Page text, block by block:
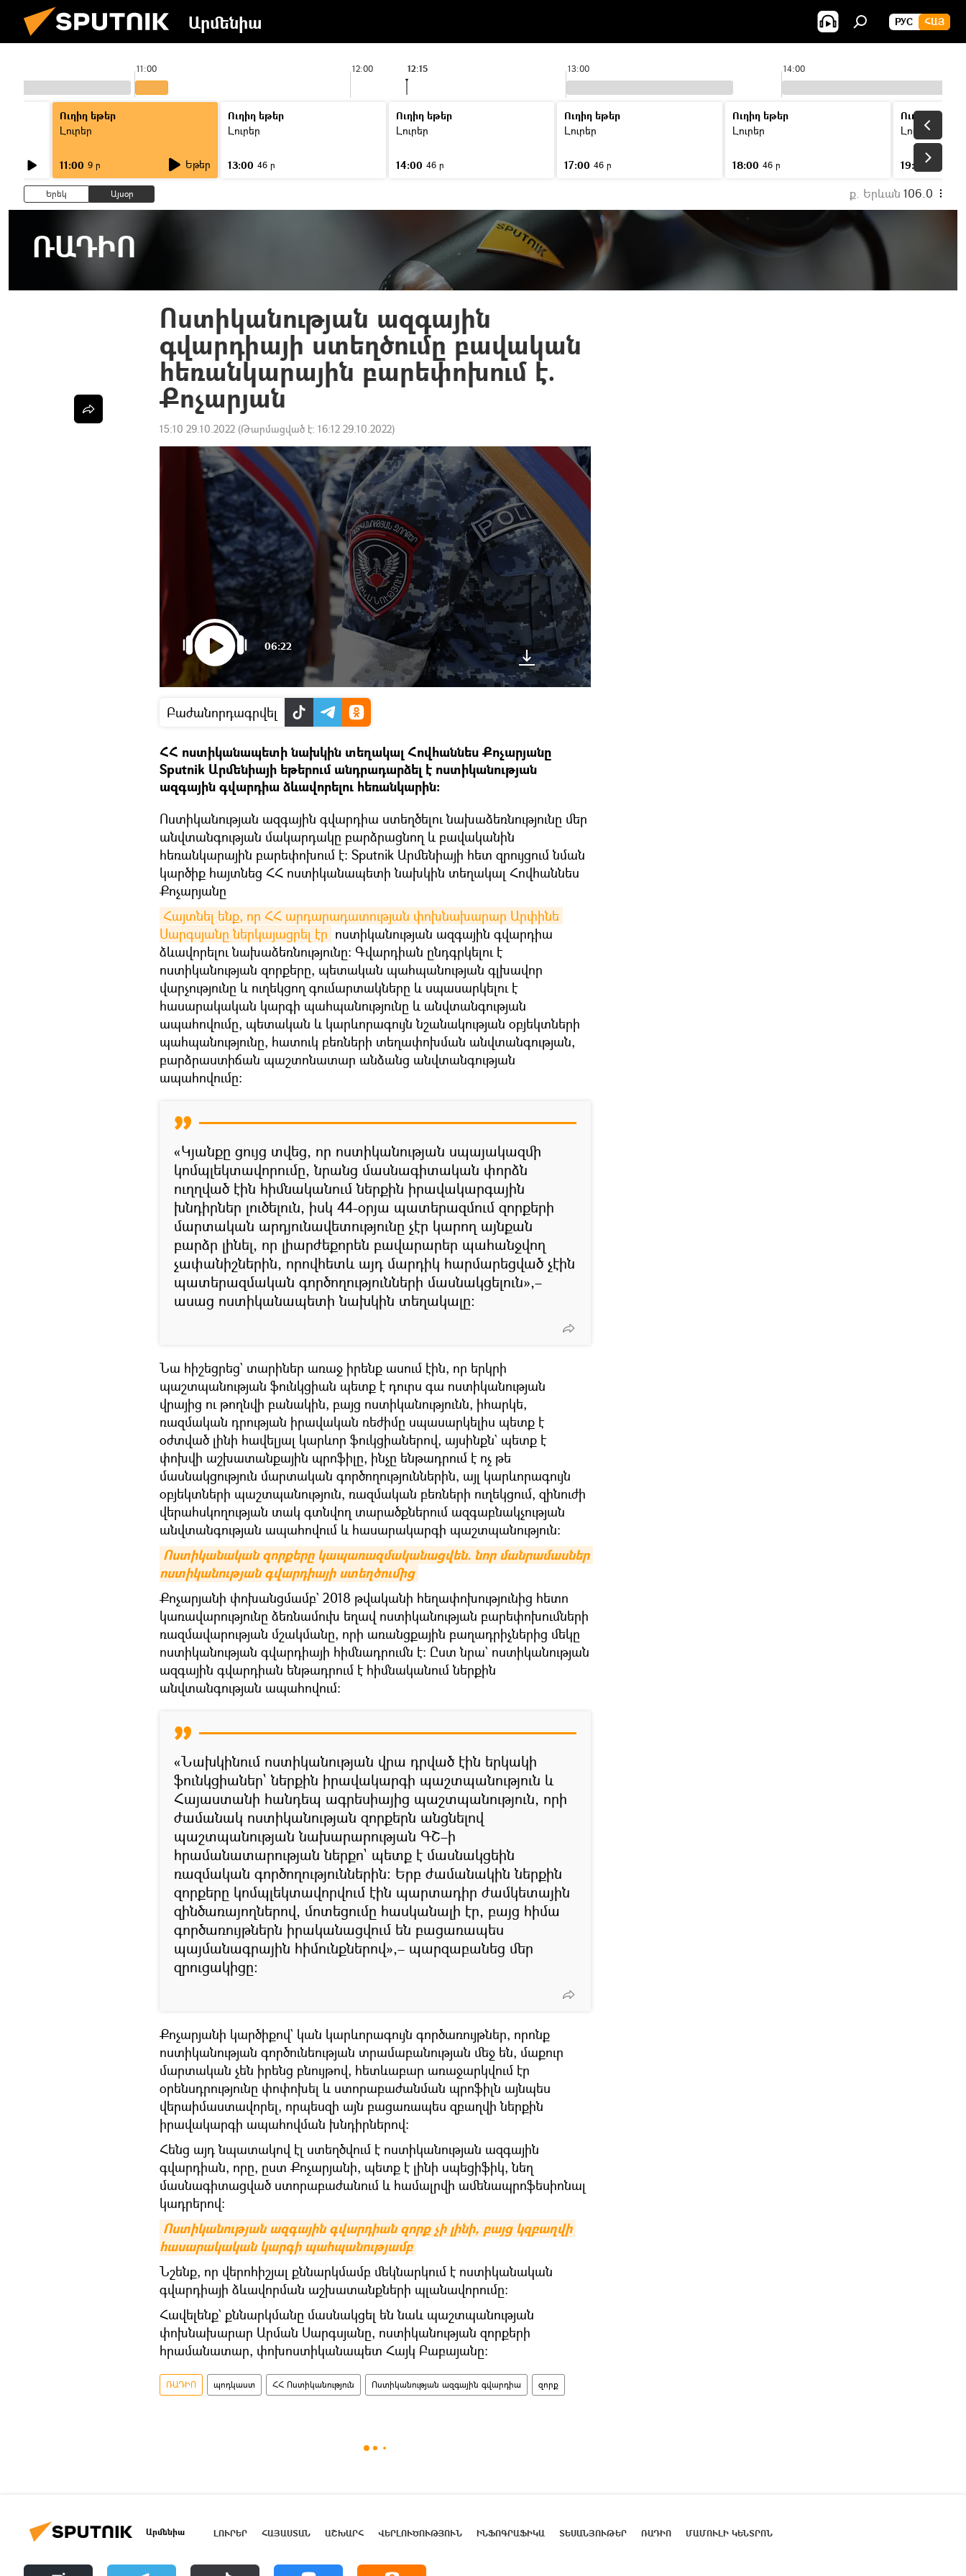
Արմենիա РУС ՀԱՅ
11:00 12:00 13:00 14:00
12:15
Ուղիղ եթեր
Լուրեր
11:00 9 ր Եթեր
Ուղիղ եթեր
Լուրեր
13:00 46 ր
Ուղիղ եթեր
Լուրեր
14:00 46 ր
Ուղիղ եթեր
Լուրեր
17:00 46 ր
Ուղիղ եթեր
Լուրեր
18:00 46 ր
Ուղիղ եթեր
Լուրեր
19:00
Երեկ Այսօր ք. Երևան 106.0
ՌԱԴԻՈ
Ոստիկանության ազգային
գվարդիայի ստեղծումը բավական
հեռանկարային բարեփոխում է.
Քոչարյան
15:10 29.10.2022 (Թարմացված է: 16:12 29.10.2022)
06:22
Բաժանորդագրվել
ՀՀ ոստիկանապետի նախկին տեղակալ Հովհաննես Քոչարյանը
Sputnik Արմենիայի եթերում անդրադարձել է ոստիկանության
ազգային գվարդիա ձևավորելու հեռանկարին։
Ոստիկանության ազգային գվարդիա ստեղծելու նախաձեռնությունը մեր
անվտանգության մակարդակը բարձրացնող և բավականին
հեռանկարային բարեփոխում է։ Sputnik Արմենիայի հետ զրույցում նման
կարծիք հայտնեց ՀՀ ոստիկանապետի նախկին տեղակալ Հովհաննես
Քոչարյանը
Հայտնել ենք, որ ՀՀ արդարադատության փոխնախարար Արփինե
Սարգսյանը ներկայացրել էր ոստիկանության ազգային գվարդիա
ձևավորելու նախաձեռնությունը։ Գվարդիան ընդգրկելու է
ոստիկանության զորքերը, պետական պահպանության գլխավոր
վարչությունը և ուղեկցող գումարտակները և սպասարկելու է
հասարակական կարգի պահպանությունը և անվտանգության
ապահովումը, պետական և կարևորագույն նշանակության օբյեկտների
պահպանությունը, հատուկ բեռների տեղափոխման անվտանգության,
բարձրաստիճան պաշտոնատար անձանց անվտանգության
ապահովումը։
«Կյանքը ցույց տվեց, որ ոստիկանության սպայակազմի
կոմպլեկտավորումը, նրանց մասնագիտական փորձն
ուղղված էին հիմնականում ներքին իրավակարգային
խնդիրներ լուծելուն, իսկ 44-օրյա պատերազմում զորքերի
մարտական արդյունավետությունը չէր կարող այնքան
բարձր լինել, որ լիարժեքորեն բավարարեր պահանջվող
չափանիշներին, որովհետև այդ մարդիկ հարմարեցված չէին
պատերազմական գործողությունների մասնակցելուն»,–
ասաց ոստիկանապետի նախկին տեղակալը։
Նա հիշեցրեց` տարիներ առաջ իրենք ասում էին, որ երկրի
պաշտպանության ֆունկցիան պետք է դուրս գա ոստիկանության
վրայից ու թողնվի բանակին, բայց ոստիկանությունն, իհարկե,
ռազմական դրության իրավական ռեժիմը սպասարկելիս պետք է
օժտված լինի հավելյալ կարևոր ֆուկցիաներով, այսինքն` պետք է
փոխվի աշխատանքային պրոֆիլը, ինչը ենթադրում է ոչ թե
մասնակցություն մարտական գործողություններին, այլ կարևորագույն
օբյեկտների պաշտպանություն, ռազմական բեռների ուղեկցում, զինուժի
վերահսկողության տակ գտնվող տարածքներում ազգաբնակչության
անվտանգության ապահովում և հասարակարգի պաշտպանություն։
Ոստիկանական զորքերը կապառազմականացվեն. նոր մանրամասներ
ոստիկանության գվարդիայի ստեղծումից
Քոչարյանի փոխանցմամբ` 2018 թվականի հեղափոխությունից հետո
կառավարությունը ձեռնամուխ եղավ ոստիկանության բարեփոխումների
ռազմավարության մշակմանը, որի առանցքային բաղադրիչներից մեկը
ոստիկանության գվարդիայի հիմնադրումն է։ Ըստ նրա` ոստիկանության
ազգային գվարդիան ենթադրում է հիմնականում ներքին
անվտանգության ապահովում։
«Նախկինում ոստիկանության վրա դրված էին երկակի
ֆունկցիաներ` ներքին իրավակարգի պաշտպանություն և
Հայաստանի հանդեպ ագրեսիայից պաշտպանություն, որի
ժամանակ ոստիկանության զորքերն անցնելով
պաշտպանության նախարարության ԳՇ–ի
հրամանատարության ներքո` պետք է մասնակցեին
ռազմական գործողություններին։ Երբ ժամանակին ներքին
զորքերը կոմպլեկտավորվում էին պարտադիր ժամկետային
զինծառայողներով, մոտեցումը հասկանալի էր, բայց հիմա
գործառույթներն իրականացվում են բացառապես
պայմանագրային հիմունքներով»,– պարզաբանեց մեր
զրուցակիցը։
Քոչարյանի կարծիքով` կան կարևորագույն գործառույթներ, որոնք
ոստիկանության գործունեության տրամաբանության մեջ են, մաքուր
մարտական չեն իրենց բնույթով, հետևաբար առաջարկվում էր
օրենսդրությունը փոփոխել և ստորաբաժանման պրոֆիլն այնպես
վերաիմաստավորել, որպեսզի այն բացառապես զբաղվի ներքին
իրավակարգի ապահովման խնդիրներով։
Հենց այդ նպատակով էլ ստեղծվում է ոստիկանության ազգային
գվարդիան, որը, ըստ Քոչարյանի, պետք է լինի սպեցիֆիկ, նեղ
մասնագիտացված ստորաբաժանում և համալրվի ամենապրոֆեսիոնալ
կադրերով։
Ոստիկանության ազգային գվարդիան զորք չի լինի, բայց կզբաղվի
հասարակական կարգի պահպանությամբ
Նշենք, որ վերոհիշյալ քննարկմամբ մեկնարկում է ոստիկանական
գվարդիայի ձևավորման աշխատանքների պլանավորումը։
Հավելենք` քննարկմանը մասնակցել են նաև պաշտպանության
փոխնախարար Արման Սարգսյանը, ոստիկանության զորքերի
հրամանատար, փոխոստիկանապետ Հայկ Բաբայանը։
ՌԱԴԻՈ պոդկաստ ՀՀ Ոստիկանություն Ոստիկանության ազգային գվարդիա զորք
Արմենիա ԼՈՒՐԵՐ ՀԱՅԱՍՏԱՆ ԱՇԽԱՐՀ ՎԵՐԼՈՒԾՈՒԹՅՈՒՆ ԻՆՖՈԳՐԱՖԻԿԱ ՏԵՍԱՆՅՈՒԹԵՐ ՌԱԴԻՈ ՄԱՄՈՒԼԻ ԿԵՆՏՐՈՆ